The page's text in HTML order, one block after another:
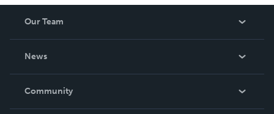
Our Team
News
In The News
Community